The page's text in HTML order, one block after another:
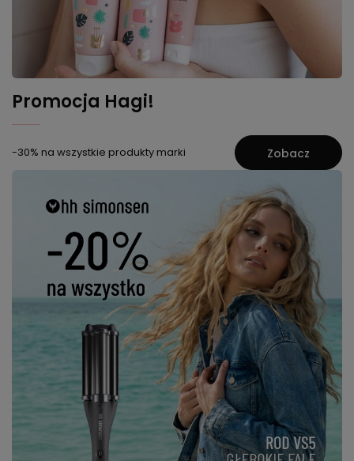
Promocja Hagi!
-30% na wszystkie produkty marki Zobacz